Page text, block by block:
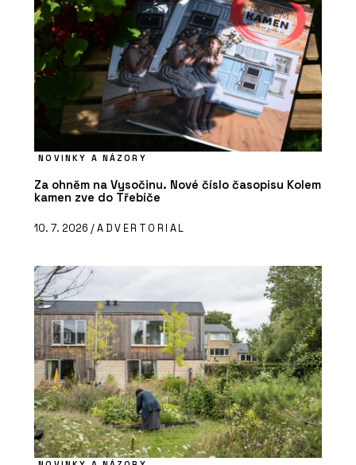
NOVINKY A NÁZORY
Za ohněm na Vysočinu. Nové číslo časopisu Kolem
kamen zve do Třebíče
10. 7. 2026 /ADVERTORIAL